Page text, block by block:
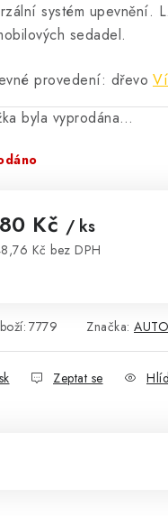
systém upevnění.
sedadel.
provedení: dřevo
byla vyprodána…
Kč / ks
Kč bez DPH
7779 Značka:
Zeptat se